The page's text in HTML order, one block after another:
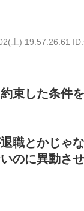
土) 19:57:26.61
束した条件
職とかじゃ
のに異動さ